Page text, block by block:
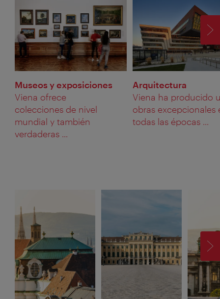
Museos y exposiciones
Viena ofrece
colecciones de nivel
mundial y también
verdaderas ...
Arquitectura
Viena ha producido
obras excepcionales
todas las épocas ...